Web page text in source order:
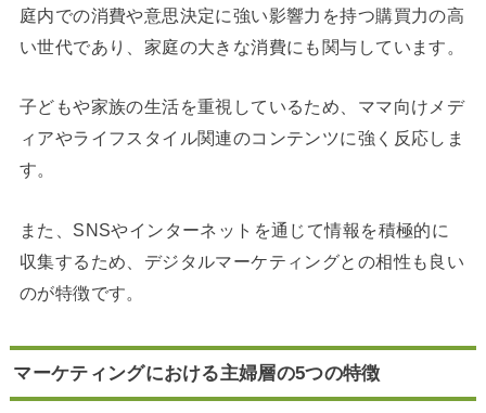
庭内での消費や意思決定に強い影響力を持つ購買力の高
い世代であり、家庭の大きな消費にも関与しています。
子どもや家族の生活を重視しているため、ママ向けメデ
ィアやライフスタイル関連のコンテンツに強く反応しま
す。
また、SNSやインターネットを通じて情報を積極的に
収集するため、デジタルマーケティングとの相性も良い
のが特徴です。
マーケティングにおける主婦層の5つの特徴